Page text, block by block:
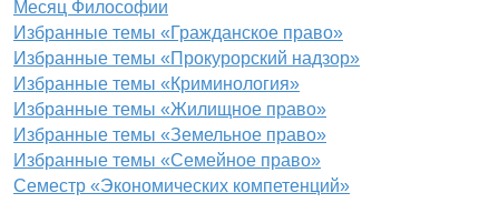
Месяц Философии
Избранные темы «Гражданское право»
Избранные темы «Прокурорский надзор»
Избранные темы «Криминология»
Избранные темы «Жилищное право»
Избранные темы «Земельное право»
Избранные темы «Семейное право»
Семестр «Экономических компетенций»